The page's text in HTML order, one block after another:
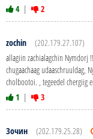
4 | 2
zochin (202.179.27.107)
allagiin zachialagchin
chugaachaag udaaschruuldag,
cholbootoi. , tegeedel chergiig
1 | 3
Зочин (202.179.25.28)